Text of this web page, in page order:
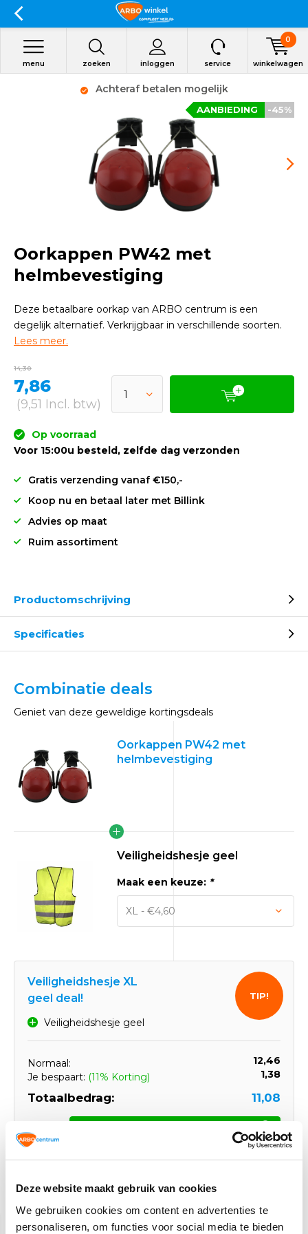
Deze website maakt gebruik van cookies
We gebruiken cookies om content en advertenties te
personaliseren, om functies voor social media te bieden
zoeken inloggen
menu service winkelwagen
0
Achteraf betalen mogelijk
-45%
AANBIEDING
Oorkappen PW42 met
helmbevestiging
Deze betaalbare oorkap van ARBO centrum is een
degelijk alternatief. Verkrijgbaar in verschillende soorten.
Lees meer.
14,30
7,86
(9,51 Incl. btw)
Op voorraad
Voor 15:00u besteld, zelfde dag verzonden
Gratis verzending vanaf €150,-
Koop nu en betaal later met Billink
Advies op maat
Ruim assortiment
Productomschrijving
Specificaties
Combinatie deals
Geniet van deze geweldige kortingsdeals
Oorkappen PW42 met
helmbevestiging
Veiligheidshesje geel
Maak een keuze: *
Veiligheidshesje XL
geel deal!
Veiligheidshesje geel
Normaal:
12,46
Je bespaart: (11% Korting) 1,38
Totaalbedrag: 11,08
TIP!
Toevoegen aan winkelwagen
Gerelateerde producten